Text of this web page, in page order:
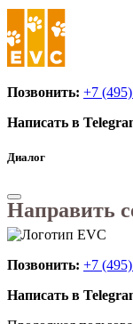
Позвонить: +7
Написать в
Диалог
Направить
Позвонить: +7
Написать в